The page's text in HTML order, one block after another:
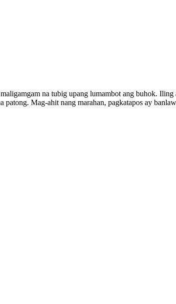
na tubig upang lumambot ang buhok.
Mag-ahit nang marahan, pagkatapos ay